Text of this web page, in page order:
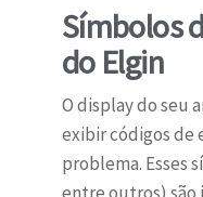
Símbolos
do Elgin
O display do seu
exibir códigos de
problema. Esses